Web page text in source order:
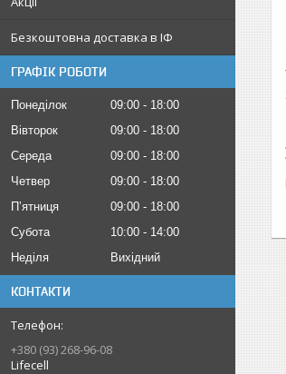
Безкоштовна доставка в ІФ
ГРАФІК РОБОТИ
Понеділок 09:00
18:00
Вівторок
09:00
18:00
Середа
09:00
18:00
Четвер
09:00
18:00
Пʼятниця
09:00
18:00
Субота
10:00
14:00
Неділя
Вихідний
КОНТАКТИ
+380 (93) 268-96-08
Lifecell